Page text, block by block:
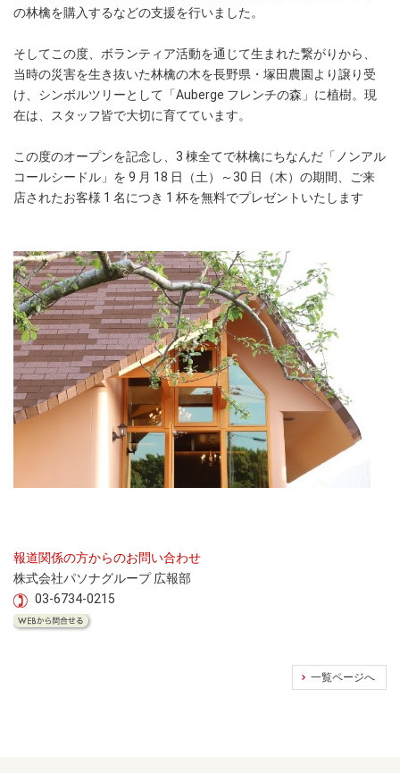
の林檎を購入するなどの支援を行いました。
そしてこの度、ボランティア活動を通じて生まれた繋がりから、
当時の災害を生き抜いた林檎の木を長野県・塚田農園より譲り受
け、シンボルツリーとして「Auberge フレンチの森」に植樹。現
在は、スタッフ皆で大切に育てています。
この度のオープンを記念し、3 棟全てで林檎にちなんだ「ノンアル
コールシードル」を 9 月 18 日（土）～30 日（木）の期間、ご来
店されたお客様 1 名につき 1 杯を無料でプレゼントいたします
報道関係の方からのお問い合わせ
株式会社パソナグループ 広報部
03-6734-0215
一覧ページへ